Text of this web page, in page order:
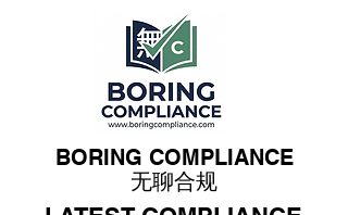
BORING COMPLIANCE
无聊合规